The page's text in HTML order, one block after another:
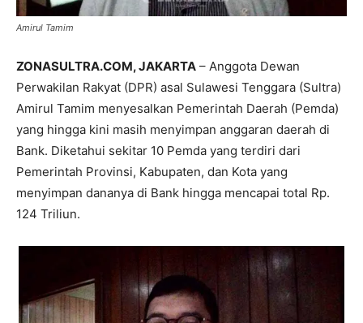
Amirul Tamim
ZONASULTRA.COM, JAKARTA – Anggota Dewan
Perwakilan Rakyat (DPR) asal Sulawesi Tenggara (Sultra)
Amirul Tamim menyesalkan Pemerintah Daerah (Pemda)
yang hingga kini masih menyimpan anggaran daerah di
Bank. Diketahui sekitar 10 Pemda yang terdiri dari
Pemerintah Provinsi, Kabupaten, dan Kota yang
menyimpan dananya di Bank hingga mencapai total Rp.
124 Triliun.